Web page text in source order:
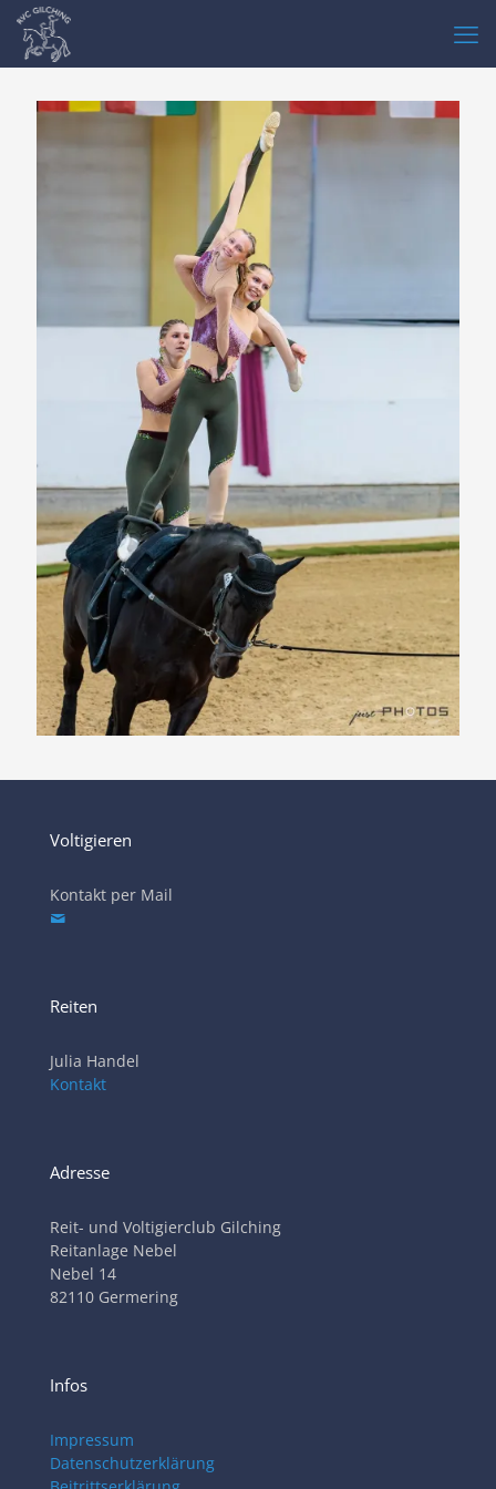
Voltigieren
Kontakt per Mail
Reiten
Julia Handel
Kontakt
Adresse
Reit- und Voltigierclub Gilching
Reitanlage Nebel
Nebel 14
82110 Germering
Infos
Impressum
Datenschutzerklärung